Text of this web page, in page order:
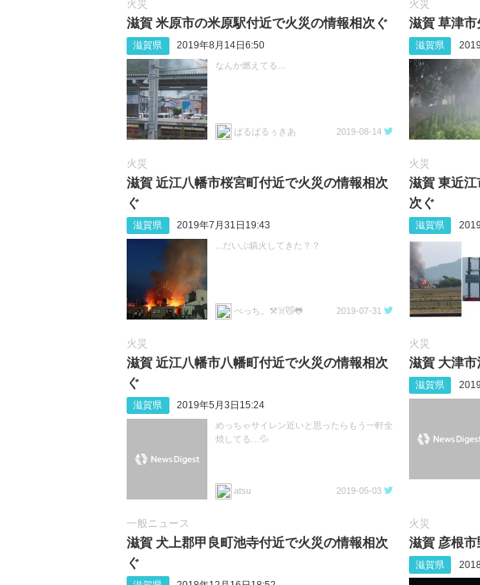
火災
滋賀 米原市の米原駅付近で火災の情報相次ぐ
滋賀県 2019年8月14日6:50
なんか燃えてる…
ぱるぱるぅきあ 2019-08-14
火災
滋賀 草津
滋賀県
火災
滋賀 近江八幡市桜宮町付近で火災の情報相次
ぐ
滋賀県 2019年7月31日19:43
...だいぶ鎮火してきた？？
べっち。⚒️☠️😼🐸 2019-07-31
火災
滋賀 東近
次ぐ
滋賀県
火災
滋賀 近江八幡市八幡町付近で火災の情報相次
ぐ
滋賀県 2019年5月3日15:24
めっちゃサイレン近いと思ったらもう一軒全
焼してる…💦
atsu 2019-05-03
火災
滋賀 大津
滋賀県
一般ニュース
滋賀 犬上郡甲良町池寺付近で火災の情報相次
ぐ
火災
滋賀 彦根
滋賀県